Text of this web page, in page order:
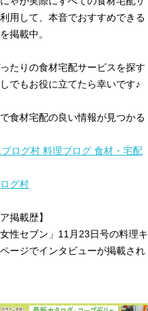
用して、本音でおすすめできる
掲載中。
たりの食材宅配サービスを探す
でもお役に立てたら幸いです♪
食材宅配の良い情報が見つかる
グ村
掲載歴】
性セブン」11月23日号の料理キ
ージでインタビューが掲載され